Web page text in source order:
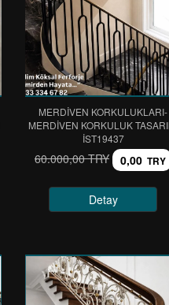
MERDİVEN KORKULUKLARI-
MERDİVEN KORKULUK
IST19437
60.000,00 TRY 0,00 TRY
Detay